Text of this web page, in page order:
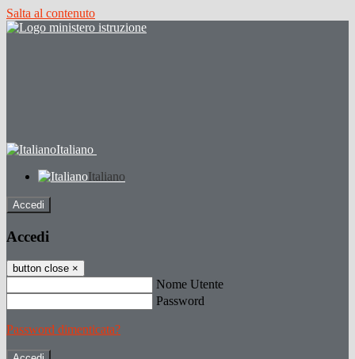
Salta al contenuto
Italiano
Italiano
Accedi
Accedi
button close ×
Nome Utente
Password
Password dimenticata?